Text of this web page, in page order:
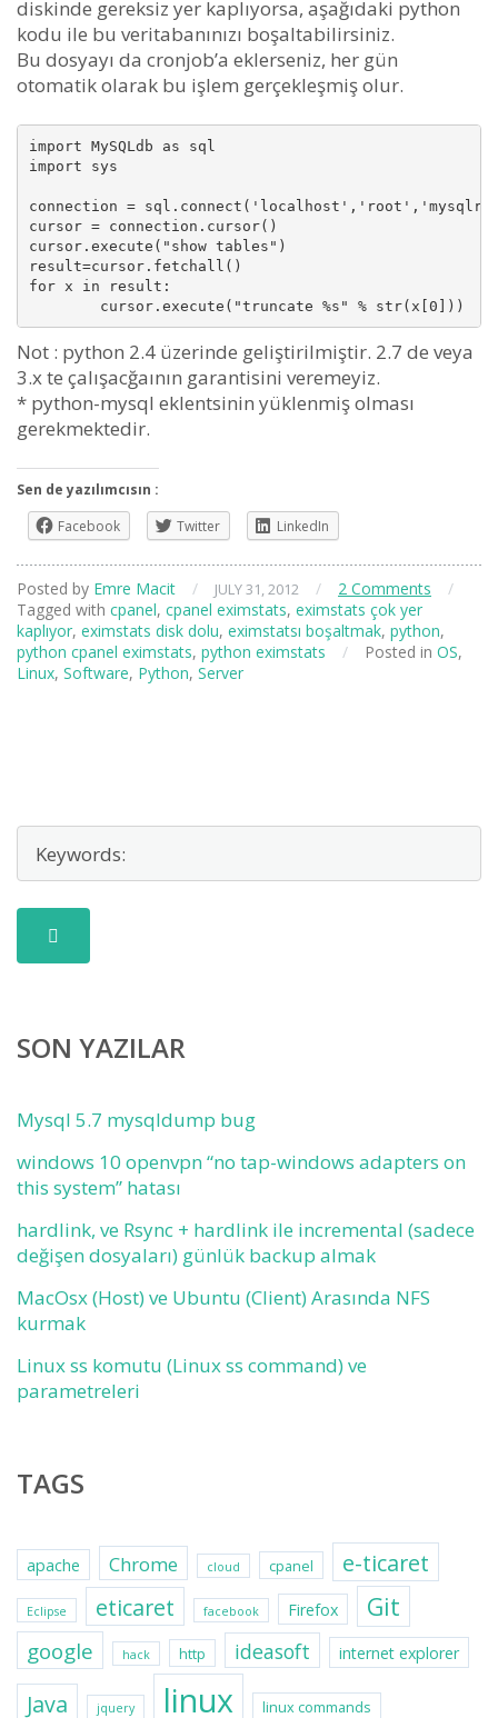
diskinde gereksiz yer kaplıyorsa, aşağıdaki python
kodu ile bu veritabanınızı boşaltabilirsiniz.
Bu dosyayı da cronjob’a eklerseniz, her gün
otomatik olarak bu işlem gerçekleşmiş olur.
import MySQLdb as sql
import sys
connection =
cursor = connection.cursor()
cursor.execute("show tables")
result=cursor.fetchall()
for x in result:
        cursor.execute("truncate %s" % str(x[0]))
Not : python 2.4 üzerinde geliştirilmiştir. 2.7 de veya
3.x te çalışacğaının garantisini veremeyiz.
* python-mysql eklentsinin yüklenmiş olması
gerekmektedir.
Sen de yazılımcısın :
Facebook
Twitter LinkedIn
Posted by Emre Macit / JULY 31, 2012 / 2 Comments
/
Tagged with cpanel, cpanel eximstats, eximstats çok yer
kaplıyor, eximstats disk dolu, eximstatsı boşaltmak, python,
python cpanel eximstats, python eximstats / Posted in OS,
Linux, Software, Python, Server
SON YAZILAR
Mysql 5.7 mysqldump bug
windows 10 openvpn “no tap-windows adapters on
this system” hatası
hardlink, ve Rsync + hardlink ile incremental (sadece
değişen dosyaları) günlük backup almak
MacOsx (Host) ve Ubuntu (Client) Arasında NFS
kurmak
Linux ss komutu (Linux ss command) ve
parametreleri
TAGS
apache Chrome cloud cpanel e-ticaret
Eclipse eticaret facebook Firefox Git
google hack http ideasoft internet explorer
Java jquery linux linux commands